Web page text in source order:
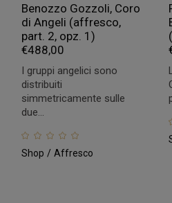
Benozzo Gozzoli, Coro
di Angeli (affresco,
part. 2, opz. 1)
€488,00
I gruppi angelici sono
distribuiti
simmetricamente sulle
due...
Shop Affresco